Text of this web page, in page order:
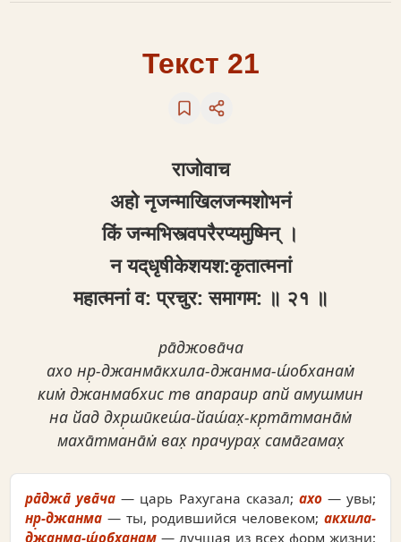
Текст 21
राजोवाच
अहो नृजन्माखिलजन्मशोभनं
किं जन्मभिस्त्वपरैरप्यमुष्मिन् ।
न यद्‌धृषीकेशयश:कृतात्मनां
महात्मनां व: प्रचुर: समागम: ॥ २१ ॥
ра̄джова̄ча
ахо нр̣-джанма̄кхила-джанма-ш́обханам̇
ким̇ джанмабхис тв апараир апй амушмин
на йад дхр̣шӣкеш́а-йаш́ах̣-кр̣та̄тмана̄м̇
маха̄тмана̄м̇ вах̣ прачурах̣ сама̄гамах̣
ра̄джа̄ ува̄ча — царь Рахугана сказал; ахо— увы;
нр̣-джанма — ты, родившийся человеком; акхила-
джанма-ш́обханам — лучшая из всех форм жизни;